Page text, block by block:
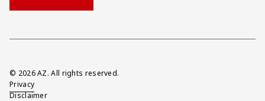
Overig
© 2026 AZ. All rights reserved.
Privacy
Disclaimer